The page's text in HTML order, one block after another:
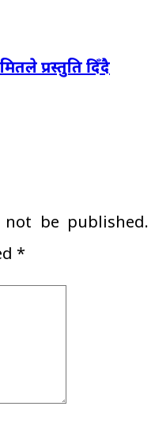
प्रस्तुति दिँदै
be published.
*